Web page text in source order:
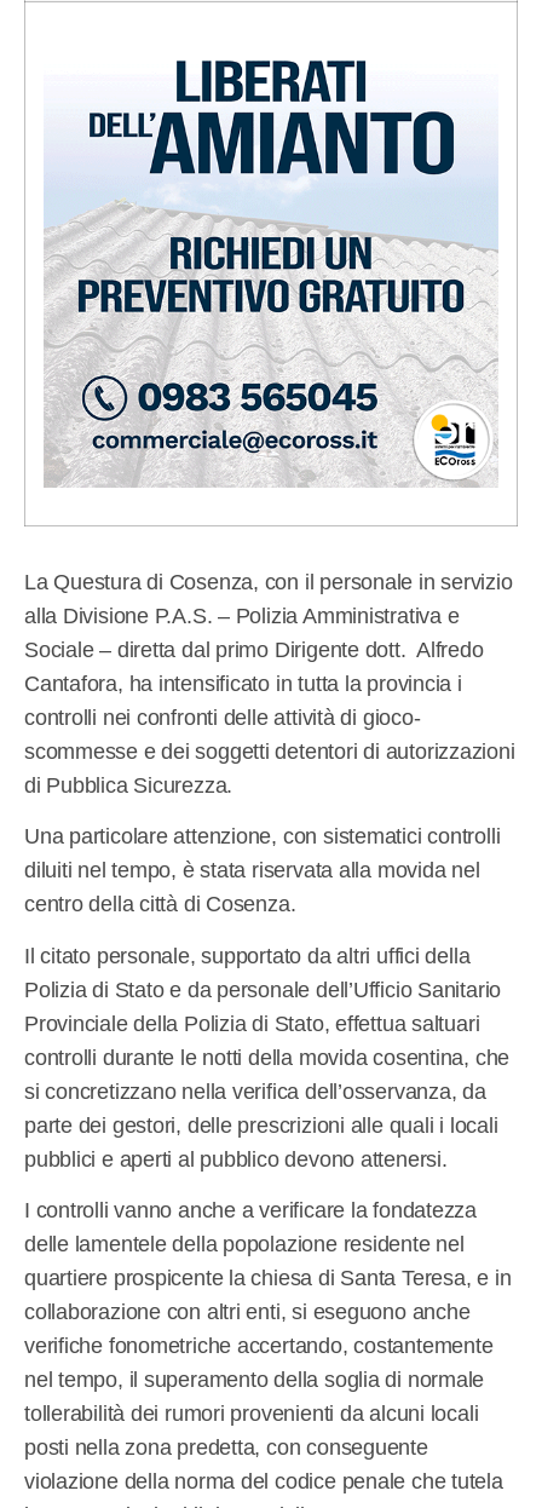
La Questura di Cosenza, con il personale in servizio
alla Divisione P.A.S. – Polizia Amministrativa e
Sociale – diretta dal primo Dirigente dott. Alfredo
Cantafora, ha intensificato in tutta la provincia i
controlli nei confronti delle attività di gioco-
scommesse e dei soggetti detentori di autorizzazioni
di Pubblica Sicurezza.
Una particolare attenzione, con sistematici controlli
diluiti nel tempo, è stata riservata alla movida nel
centro della città di Cosenza.
Il citato personale, supportato da altri uffici della
Polizia di Stato e da personale dell’Ufficio Sanitario
Provinciale della Polizia di Stato, effettua saltuari
controlli durante le notti della movida cosentina, che
si concretizzano nella verifica dell’osservanza, da
parte dei gestori, delle prescrizioni alle quali i locali
pubblici e aperti al pubblico devono attenersi.
I controlli vanno anche a verificare la fondatezza
delle lamentele della popolazione residente nel
quartiere prospicente la chiesa di Santa Teresa, e in
collaborazione con altri enti, si eseguono anche
verifiche fonometriche accertando, costantemente
nel tempo, il superamento della soglia di normale
tollerabilità dei rumori provenienti da alcuni locali
posti nella zona predetta, con conseguente
violazione della norma del codice penale che tutela